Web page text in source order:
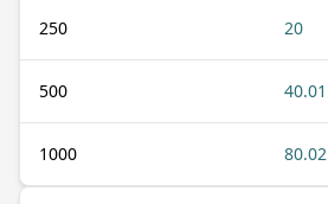
250 20
500 40.01
1000 80.02